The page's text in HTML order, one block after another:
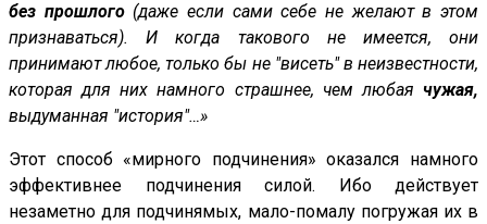
без прошлого(даже если сами себе не желают в этом
признаваться). И когда такового не имеется, они
принимают любое, только бы не "висеть" в неизвестности,
которая для них намного страшнее, чем любая чужая,
выдуманная "история"…»
Этот способ «мирного подчинения» оказался намного
эффективнее подчинения силой. Ибо действует
незаметно для подчинямых, мало-помалу погружая их в